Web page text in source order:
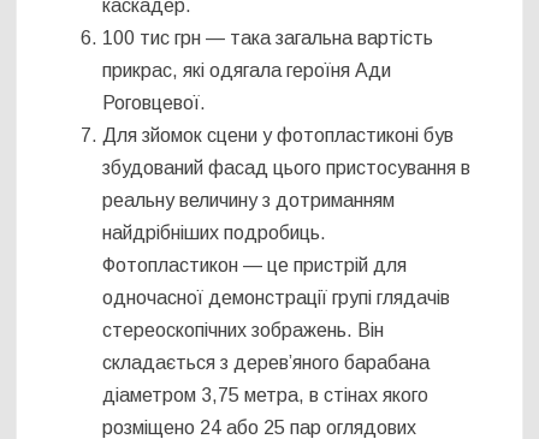
каскадер.
100 тис грн — така загальна вартість
прикрас, які одягала героїня Ади
Роговцевої.
Для зйомок сцени у фотопластиконі був
збудований фасад цього пристосування в
реальну величину з дотриманням
найдрібніших подробиць.
Фотопластикон — це пристрій для
одночасної демонстрації групі глядачів
стереоскопічних зображень. Він
складається з дерев’яного барабана
діаметром 3,75 метра, в стінах якого
розміщено 24 або 25 пар оглядових